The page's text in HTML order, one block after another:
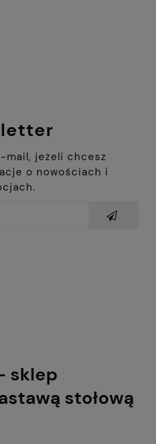
mail, jeżeli chcesz
o nowościach i
sklep
stołową